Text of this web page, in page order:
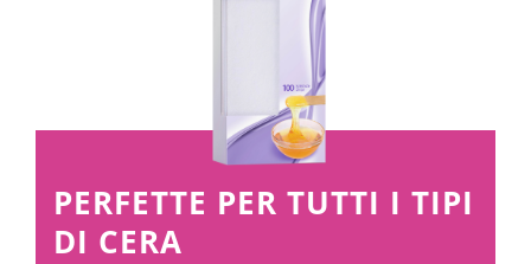
PERFETTE PER TUTTI I TIPI
DI CERA